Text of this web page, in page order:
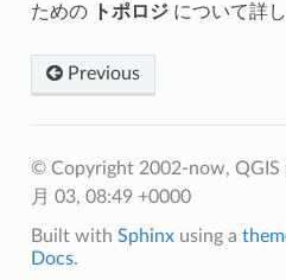
ための
トポロジについて詳し
Previous
© Copyright 2002-now, QGIS
月 03, 08:49 +0000
Built with Sphinxusing a
Docs.